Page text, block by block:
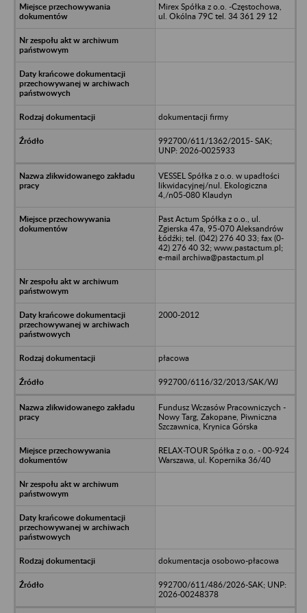
Mirex Spółka z o.o. -Częstochowa,
ul. Okólna 79C tel. 34 361 29 12
dokumentacji firmy
992700/611/1362/2015- SAK;
UNP: 2026-0025933
VESSEL Spółka z o.o. w upadłości
likwidacyjnej/nul. Ekologiczna
4,/n05-080 Klaudyn
Past Actum Spółka z o.o., ul.
Zgierska 47a, 95-070 Aleksandrów
Łódźki; tel. (042) 276 40 33; fax (0-
42) 276 40 32; www.pastactum.pl;
e-mail archiwa@pastactum.pl
2000-2012
płacowa
992700/6116/32/2013/SAK/WJ
Fundusz Wczasów Pracowniczych -
Nowy Targ, Zakopane, Piwniczna
Szczawnica, Krynica Górska
RELAX-TOUR Spółka z o.o. - 00-924
Warszawa, ul. Kopernika 36/40
dokumentacja osobowo-płacowa
992700/611/486/2026-SAK; UNP:
2026-00248378